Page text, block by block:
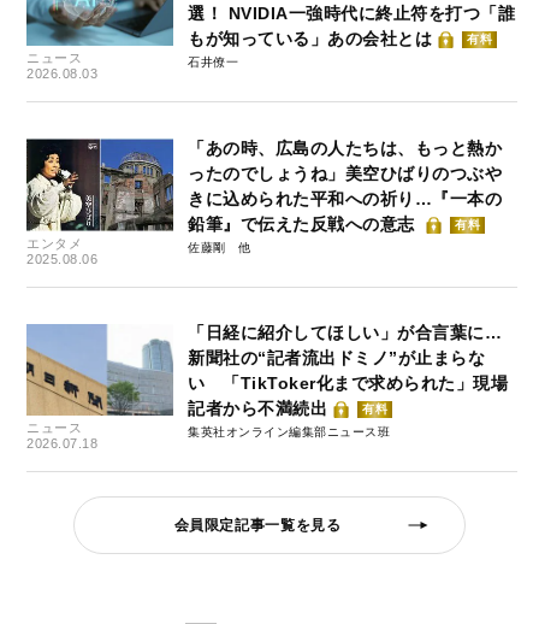
ニュース
2026.08.03
選！ NVIDIA一強時代に終止符を打つ「誰
もが知っている」あの会社とは
有料
石井僚一
エンタメ
2025.08.06
「あの時、広島の人たちは、もっと熱か
ったのでしょうね」美空ひばりのつぶや
きに込められた平和への祈り…『一本の
鉛筆』で伝えた反戦への意志
有料
佐藤剛
ニュース
2026.07.18
「日経に紹介してほしい」が合言葉に…
新聞社の“記者流出ドミノ”が止まらな
い 「TikToker化まで求められた」現場
記者から不満続出
有料
集英社オンライン編集部ニュース班
会員限定記事一覧を見る